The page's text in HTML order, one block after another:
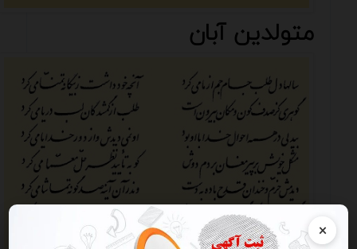
×
متولدین آبان